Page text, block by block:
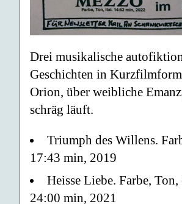
Drei musikalische
Geschichten in
Orion, über weibliche
schräg läuft.
Triumph des Willens.
17:43 min, 2019
Heisse Liebe. Farbe,
24:00 min, 2021